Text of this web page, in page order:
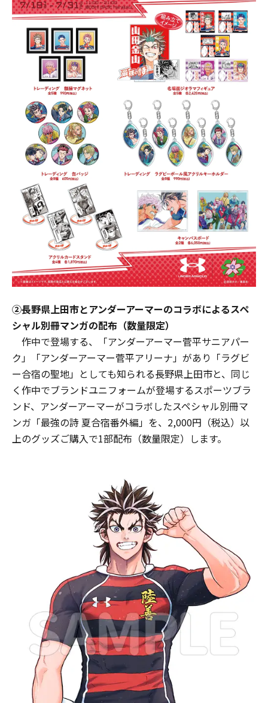
②長野県上田市とアンダーアーマーのコラボによるスペ
シャル別冊マンガの配布（数量限定）
作中で登場する、「アンダーアーマー菅平サニアパー
ク」「アンダーアーマー菅平アリーナ」があり「ラグビ
ー合宿の聖地」としても知られる長野県上田市と、同じ
く作中でブランドユニフォームが登場するスポーツブラ
ンド、アンダーアーマーがコラボしたスペシャル別冊マ
ンガ「最強の詩 夏合宿番外編」を、2,000円（税込）以
上のグッズご購入で1部配布（数量限定）します。